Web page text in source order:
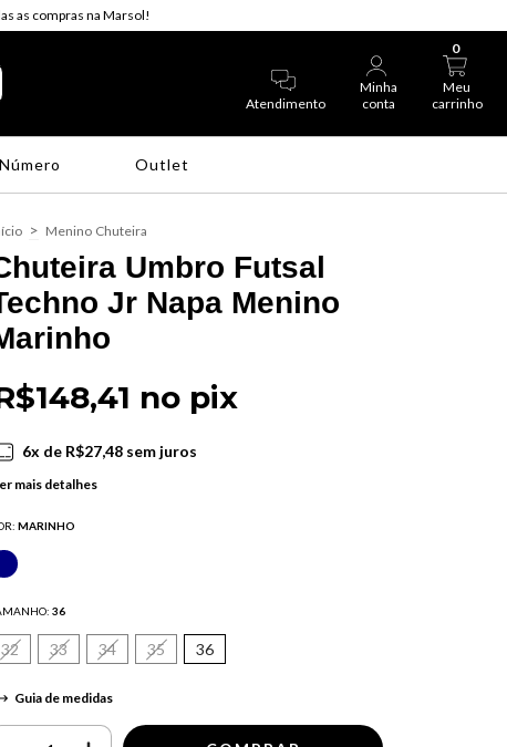
as compras na Marsol!
Atendimento
Minha
conta
Meu
carrinho
0
Outlet
> Menino Chuteira
Umbro Futsal
Jr Napa Menino
no pix
6x de R$27,48sem juros
mais detalhes
MARINHO
36
32 33 34 35 36
Guia de medidas